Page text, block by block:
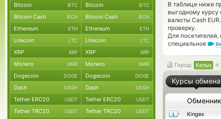
В таблице ниже
выгодному курсу
валюты Cash
проверку.
Для
специальное
Город: Кельн
Курсы обмена
Обменник
Kingex
Bitcoin BTC Bitcoin BTC
Bitcoin Cash BCH Bitcoin Cash BCH
Ethereum ETH Ethereum ETH
Litecoin LTC Litecoin LTC
XRP XRP XRP XRP
Monero XMR Monero XMR
Dogecoin DOGE Dogecoin DOGE
Dash DASH Dash DASH
Tether ERC20 USDT Tether ERC20 USDT
Tether TRC20 USDT Tether TRC20 USDT